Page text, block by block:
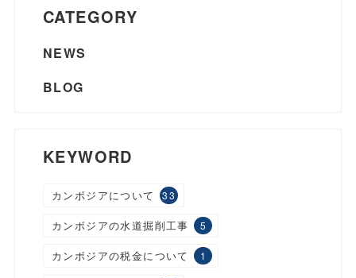
CATEGORY
NEWS
BLOG
KEYWORD
カンボジアについて 33
カンボジアの水道掘削工事 5
カンボジアの税金について 1